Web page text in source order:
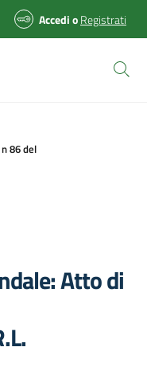
AccedioRegistrati
86 del
Atto di